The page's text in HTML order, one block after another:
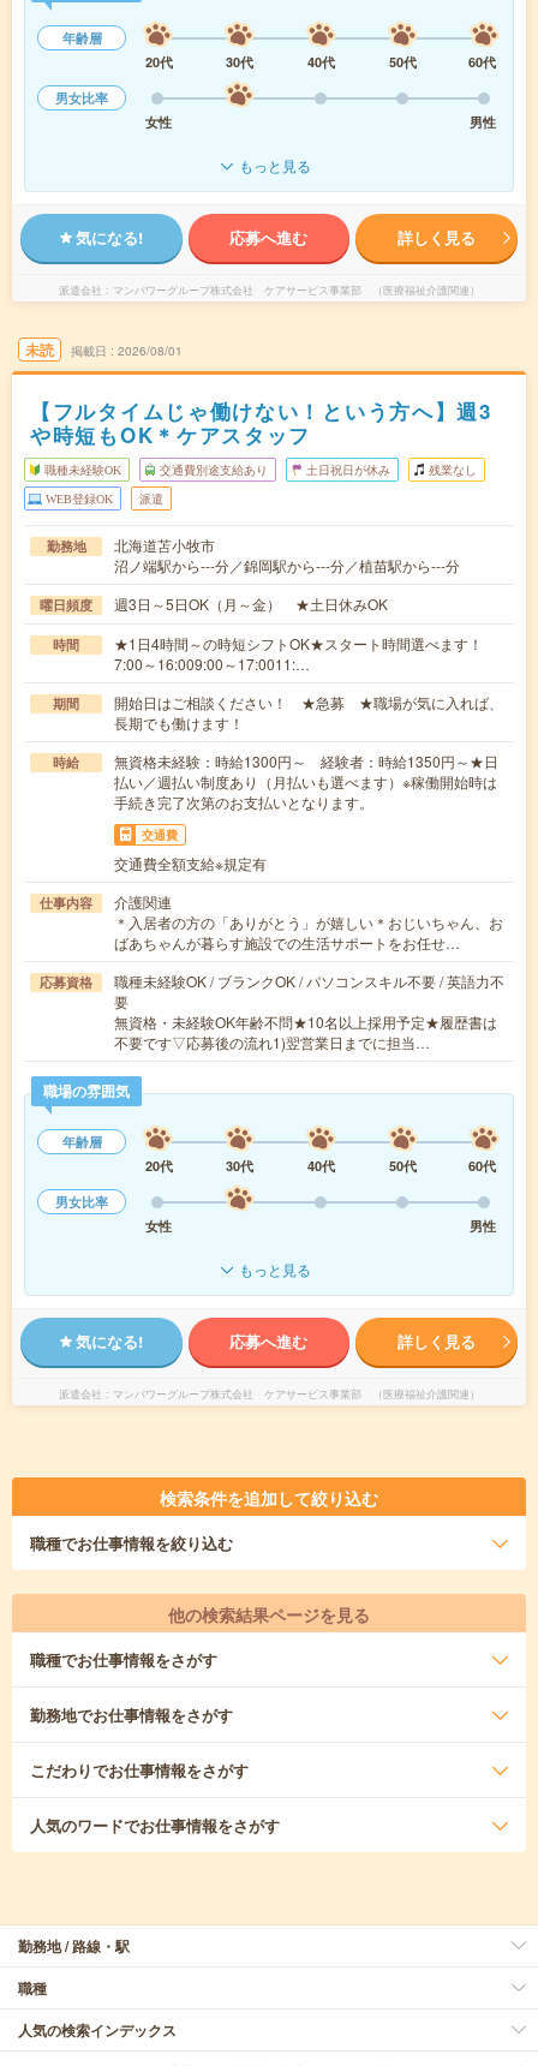
年齢層
20代
30代 40代 50代
60代
男女比率
女性
男性
もっと見る
気になる! 応募へ進む 詳しく見る
派遣会社 マンパワーグループ株式会社 ケアサービス事業部 （医療福祉介護関連）
未読 掲載日 2026/08/01
【フルタイムじゃ働けない！という方へ】週3
や時短もOK＊ケアスタッフ
職種未経験OK 交通費別途支給あり 土日祝日が休み 残業なし
WEB登録OK 派遣
勤務地
北海道苫小牧市
沼ノ端駅から---分／錦岡駅から---分／植苗駅から---分
曜日頻度 週3日～5日OK（月～金） ★土日休みOK
時間
★1日4時間～の時短シフトOK★スタート時間選べます！
7:00～16:009:00～17:0011:…
期間
開始日はご相談ください！ ★急募 ★職場が気に入れば、
長期でも働けます！
時給
無資格未経験：時給1300円～ 経験者：時給1350円～★日
払い／週払い制度あり（月払いも選べます）※稼働開始時は
手続き完了次第のお支払いとなります。
交通費
交通費全額支給※規定有
仕事内容
介護関連
＊入居者の方の「ありがとう」が嬉しい＊おじいちゃん、お
ばあちゃんが暮らす施設での生活サポートをお任せ…
応募資格
職種未経験OK / ブランクOK / パソコンスキル不要 / 英語力不
要
無資格・未経験OK年齢不問★10名以上採用予定★履歴書は
不要です▽応募後の流れ1)翌営業日までに担当…
職場の雰囲気
年齢層
20代
30代 40代 50代
60代
男女比率
女性
男性
もっと見る
気になる! 応募へ進む 詳しく見る
派遣会社 マンパワーグループ株式会社 ケアサービス事業部 （医療福祉介護関連）
検索条件を追加して絞り込む
職種でお仕事情報を絞り込む
他の検索結果ページを見る
職種でお仕事情報をさがす
勤務地でお仕事情報をさがす
こだわりでお仕事情報をさがす
人気のワードでお仕事情報をさがす
勤務地 / 路線・駅
職種
人気の検索インデックス